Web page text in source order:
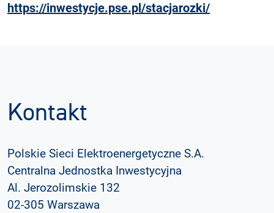
https://inwestycje.pse.pl/stacjarozki/
Kontakt
Polskie Sieci Elektroenergetyczne S.A.
Centralna Jednostka Inwestycyjna
Al. Jerozolimskie 132
02-305 Warszawa